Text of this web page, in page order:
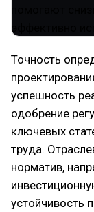
Точность
успешность
одобрение
ключевых
труда.
норматив,
устойчивость